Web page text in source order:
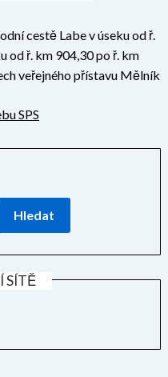
cestě Labe v úseku od ř.
od ř. km 904,30 po ř. km
veřejného přístavu Mělník
SPS
Hledat
SÍTĚ